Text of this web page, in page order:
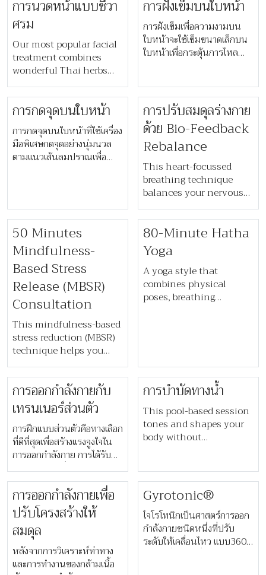
ยกกระชับบริเวณกราม คาง
ร่องแก้ม รวมทั้งลดเลือนริ้ว
รอย และช่วยให้ผิวโดยรวม
กระชับมากขึ้น
​​การนวดหน้าแบบชีวา
ศรม​
Our most popular facial
treatment combines
wonderful Thai herbs
and floral essences to
create a thoroughly
refreshing, cleansing,
healing and hydrating
treatment. Your skin will
be strengthened with
anti-oxidants that
การฝังเข็มบนใบหน้า
การฝังเข็มเพื่อความงามบน
ใบหน้าจะใช้เข็มขนาดเล็กบน
ใบหน้าเพื่อกระตุ้นการไหล
คล้อย และช่วยให้ใบหน้าดูอ่อน
เยาว์
​​การกดจุดบนใบหน้า​
การกดจุดบนใบหน้าที่ใช้เครื่อง
มือพิเศษกดจุดอย่างนุ่มนวล
ตามแนวเส้นลมปราณเพื่อ
และการนอนหลับให้ดีขึ้น
การปรับสมดุลร่างกาย
ด้วย Bio-Feedback
Rebalance
This heart-focussed
breathing technique
balances your nervous
system to not only help
you manage stress but
also help you appreciate
how your emotions can
either deplete or renew
your mind, body and
spirit. Price upon request.
50 Minutes
Mindfulness-
Based Stress
Release (MBSR)
Consultation
This mindfulness-based
stress reduction (MBSR)
technique helps you
stay present, reduce
stress, and understand
the mind-body
connection. Through
personalised guidance, it
enhances mood,
cognitive function, and
relaxation—empowering
you to manage stress
and enjoy life more fully.
80-Minute Hatha
Yoga
A yoga style that
combines physical
poses, breathing
positive and popular
yoga practice for coping
with stress, relieving
positive moods.
​การออกกำลังกายกับ
เทรนเนอร์ส่วนตัว
การฝึกแบบส่วนตัวคือทางเลือก
ที่ดีที่สุดเพื่อสร้างแรงจูงใจใน
การออกกำลังกาย การได้รับคำ
แนะนำจากผู้เชี่ยวชาญจะทำให้
คุณบรรลุเป้าหมายด้าน
ฟิตเนสได้อย่างรวดเร็ว ผู้
ฝึกสอนจะทำการออกแบบ
โปรแกรมการออกกำลังกาย
เฉพาะที่เหมาะกับคุณ และสอน
ให้คุณออกกำลังกายอย่างถูก
วิธีเพื่อนำไปฝึกฝนต่อเองที่บ้าน
การบำบัดทางน้ำ
This pool-based session
tones and shapes your
body without
supports your body
weight and relieves joint
pain. For couples each
person 2,800 THB.
การออกกำลังกายเพื่อ
ปรับโครงสร้างให้
สมดุล
หลังจากการวิเคราะห์ท่าทาง
และการทำงานของกล้ามเนื้อ
Gyrotonic®
ไจโรโทนิกเป็นศาสตร์การออก
กำลังกายชนิดหนึ่งที่ปรับ
ระดับให้เคลื่อนไหว แบบ360